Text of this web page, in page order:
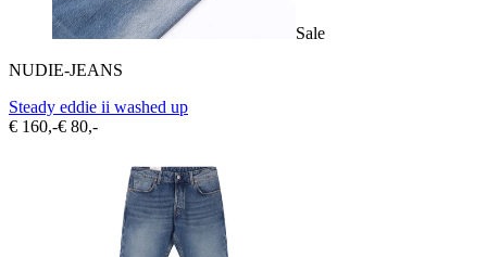
Sale
NUDIE-JEANS
Steady eddie ii washed up
€ 160,-€ 80,-